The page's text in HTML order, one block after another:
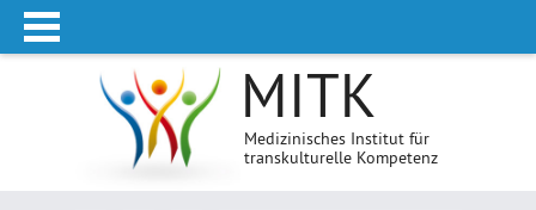
MITK
Medizinisches Institut für
transkulturelle Kompetenz